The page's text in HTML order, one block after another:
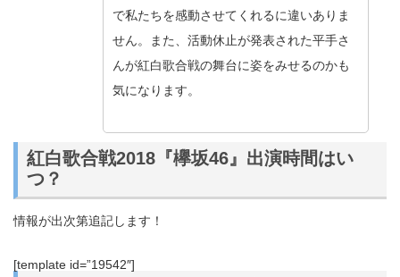
で私たちを感動させてくれるに違いありま
せん。また、活動休止が発表された平手さ
んが紅白歌合戦の舞台に姿をみせるのかも
気になります。
紅白歌合戦2018『欅坂46』出演時間はい
つ？
情報が出次第追記します！
[template id=”19542″]